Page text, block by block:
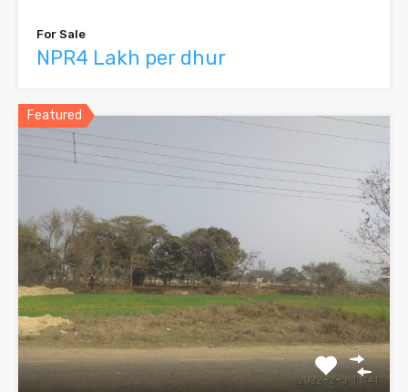
For Sale
NPR4 Lakh per dhur
Featured